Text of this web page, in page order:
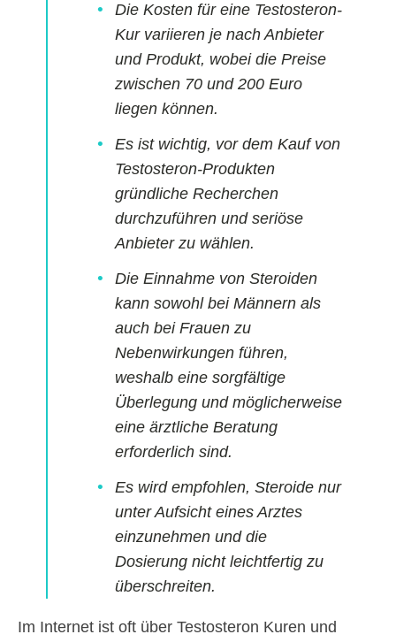
Die Kosten für eine Testosteron-
Kur variieren je nach Anbieter
und Produkt, wobei die Preise
zwischen 70 und 200 Euro
liegen können.
Es ist wichtig, vor dem Kauf von
Testosteron-Produkten
gründliche Recherchen
durchzuführen und seriöse
Anbieter zu wählen.
Die Einnahme von Steroiden
kann sowohl bei Männern als
auch bei Frauen zu
Nebenwirkungen führen,
weshalb eine sorgfältige
Überlegung und möglicherweise
eine ärztliche Beratung
erforderlich sind.
Es wird empfohlen, Steroide nur
unter Aufsicht eines Arztes
einzunehmen und die
Dosierung nicht leichtfertig zu
überschreiten.
Im Internet ist oft über Testosteron Kuren und